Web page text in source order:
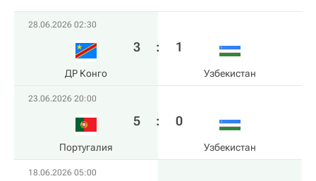
28.06.2026 02:30
ДР Конго
3 : 1
Узбекистан
23.06.2026 20:00
Португалия
5 : 0
Узбекистан
18.06.2026 05:00